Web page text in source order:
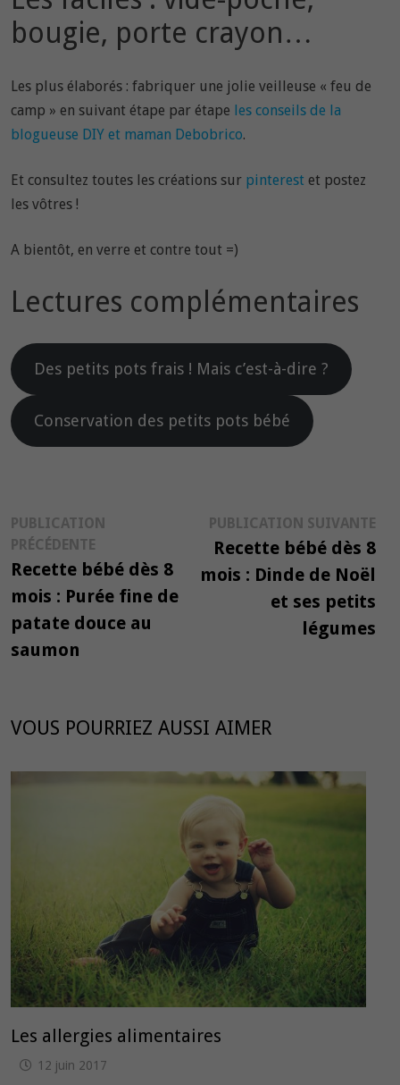
bougie, porte crayon…
Les plus élaborés : fabriquer une jolie veilleuse « feu de
camp » en suivant étape par étape les conseils de la
blogueuse DIY et maman Debobrico.
Et consultez toutes les créations sur pinterest et postez
les vôtres !
A bientôt, en verre et contre tout =)
Lectures complémentaires
Des petits pots frais ! Mais c’est-à-dire ?
Conservation des petits pots bébé
Navigation
de
l’article
PUBLICATION
PRÉCÉDENTE
précédente :
Recette bébé dès 8
mois : Purée fine de
patate douce au
saumon
PUBLICATION SUIVANTE
Recette bébé dès 8
mois : Dinde de Noël
et ses petits
légumes
VOUS POURRIEZ AUSSI AIMER
Les allergies alimentaires
12 juin 2017